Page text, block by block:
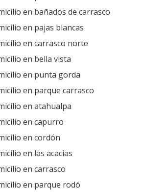
en bañados de carrasco
en pajas blancas
en carrasco norte
en bella vista
en punta gorda
en parque carrasco
en atahualpa
en capurro
en cordón
en las acacias
en carrasco
en parque rodó